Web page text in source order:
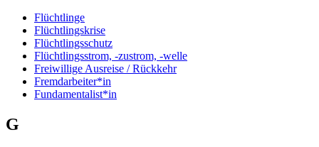
Flüchtlinge
Flüchtlingskrise
Flüchtlingsschutz
Flüchtlingsstrom, -zustrom, -welle
Freiwillige Ausreise / Rückkehr
Fremdarbeiter*in
Fundamentalist*in
G